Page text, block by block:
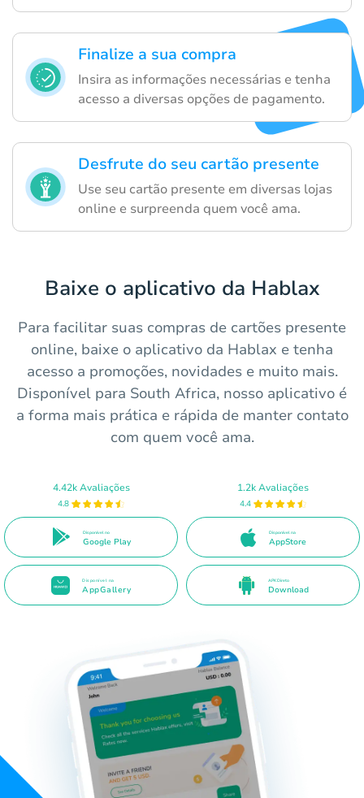
Finalize a sua compra
Insira as informações necessárias e tenha
acesso a diversas opções de pagamento.
Desfrute do seu cartão presente
Use seu cartão presente em diversas lojas
online e surpreenda quem você ama.
Baixe o aplicativo da Hablax
Para facilitar suas compras de cartões presente
online, baixe o aplicativo da Hablax e tenha
acesso a promoções, novidades e muito mais.
Disponível para South Africa, nosso aplicativo é
a forma mais prática e rápida de manter contato
com quem você ama.
4.42k Avaliações
4.8
Disponível no
Google Play
1.2k Avaliações
4.4
Disponível na
AppStore
Disponível na
AppGallery
APK Direto
Download